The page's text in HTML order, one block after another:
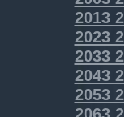
2013
2023
2033
2043
2053